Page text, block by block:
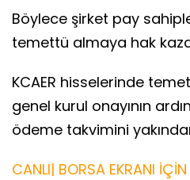
Böylece şirket pay
temettü almaya hak
KCAER hisselerinde
genel kurul onayının
ödeme takvimini
CANLI| BORSA EKRANI İÇİN